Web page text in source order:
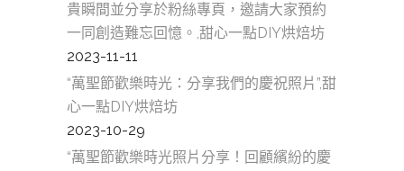
貴瞬間並分享於粉絲專頁，邀請大家預約
一同創造難忘回憶。,甜心一點DIY烘焙坊
2023-11-11
“萬聖節歡樂時光：分享我們的慶祝照片”,甜
心一點DIY烘焙坊
2023-10-29
“萬聖節歡樂時光照片分享！回顧繽紛的慶